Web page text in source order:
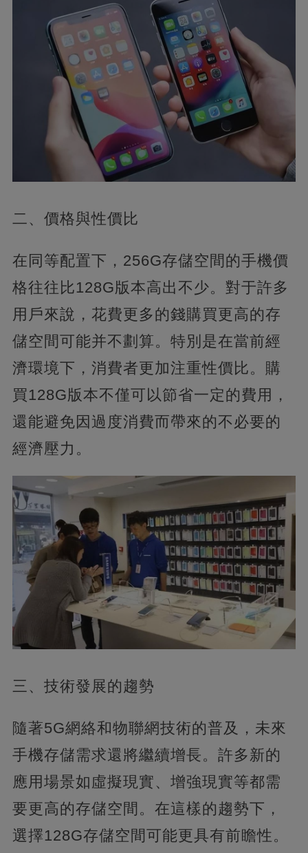
二、價格與性價比
在同等配置下，256G存儲空間的手機價
格往往比128G版本高出不少。對于許多
用戶來說，花費更多的錢購買更高的存
儲空間可能并不劃算。特別是在當前經
濟環境下，消費者更加注重性價比。購
買128G版本不僅可以節省一定的費用，
還能避免因過度消費而帶來的不必要的
經濟壓力。
三、技術發展的趨勢
隨著5G網絡和物聯網技術的普及，未來
手機存儲需求還將繼續增長。許多新的
應用場景如虛擬現實、增強現實等都需
要更高的存儲空間。在這樣的趨勢下，
選擇128G存儲空間可能更具有前瞻性。